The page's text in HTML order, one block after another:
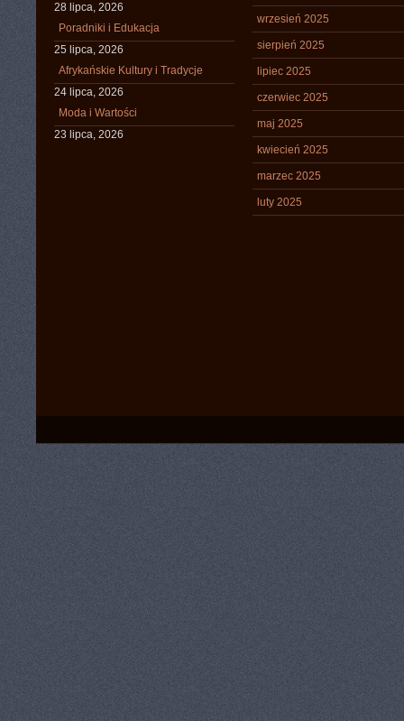
28 lipca, 2026
Poradniki i Edukacja
25 lipca, 2026
Afrykańskie Kultury i Tradycje
24 lipca, 2026
Moda i Wartości
23 lipca, 2026
wrzesień 2025
sierpień 2025
lipiec 2025
czerwiec 2025
maj 2025
kwiecień 2025
marzec 2025
luty 2025